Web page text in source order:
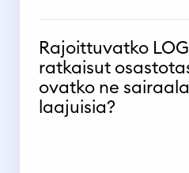
Rajoittuvatko
ratkaisut
ovatko ne
laajuisia?